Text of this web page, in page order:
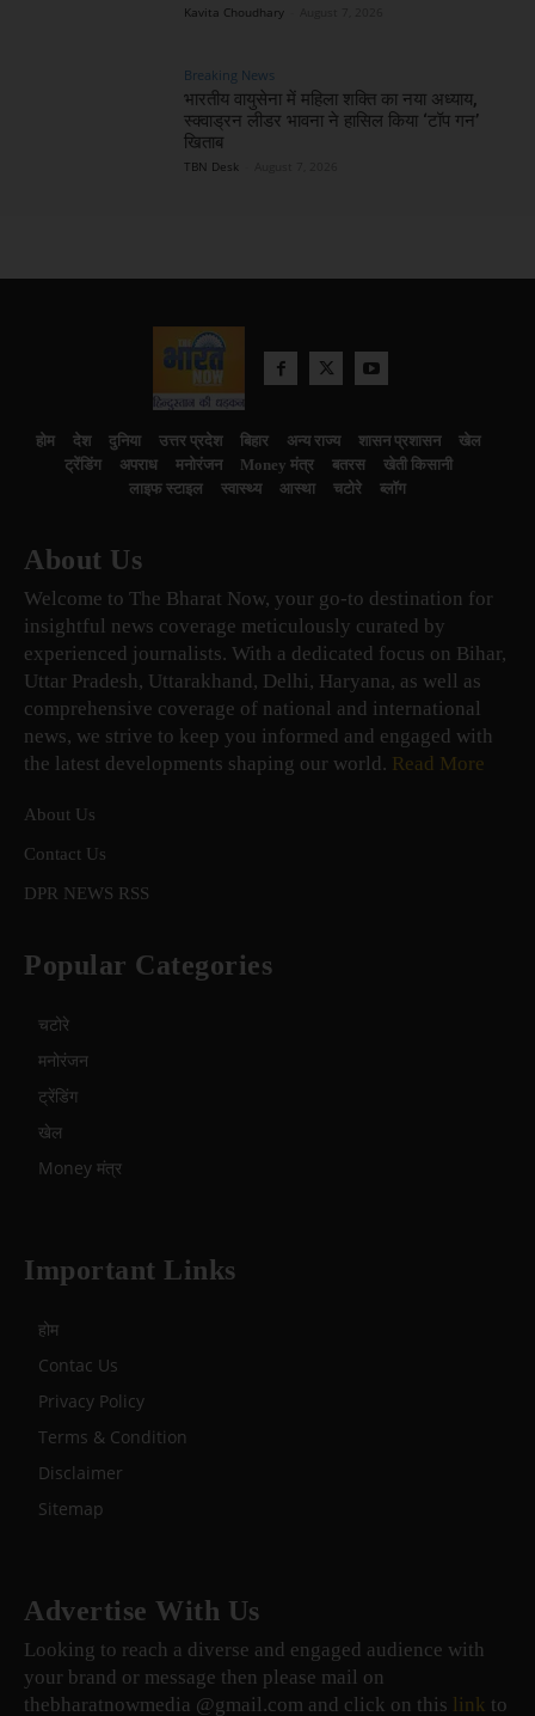
Kavita Choudhary
Breaking News
भारतीय वायुसेना में महिला शक्ति का नया अध्याय,
स्क्वाड्रन लीडर भावना ने हासिल किया ‘टॉप गन’
खिताब
TBN Desk
होम देश दुनिया उत्तर प्रदेश बिहार अन्य राज्य शासन प्रशासन
खेल
ट्रेंडिंग
अपराध मनोरंजन Money मंत्र बतरस
खेती किसानी
लाइफ स्टाइल
स्वास्थ्य आस्था चटोरे ब्लॉग
About Us
Welcome to The Bharat Now, your go-to destination for
insightful news coverage meticulously curated by
experienced journalists. With a dedicated focus on Bihar,
Uttar Pradesh, Uttarakhand, Delhi, Haryana, as well as
comprehensive coverage of national and international
news, we strive to keep you informed and engaged with
the latest developments shaping our world. Read More
About Us
Contact Us
DPR NEWS RSS
Popular Categories
चटोरे
मनोरंजन
ट्रेंडिंग
खेल
Money मंत्र
Important Links
होम
Contac Us
Privacy Policy
Terms & Condition
Disclaimer
Sitemap
Advertise With Us
Looking to reach a diverse and engaged audience with
your brand or message then please mail on
thebharatnowmedia @gmail.com and click on this link to